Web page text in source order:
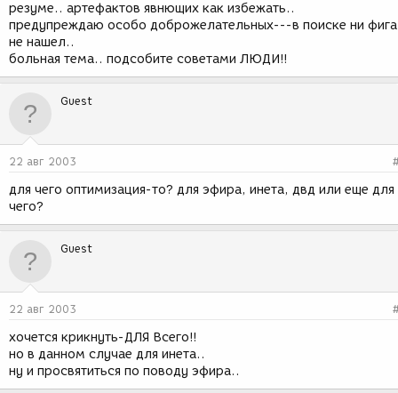
резуме.. артефактов явнющих как избежать..
предупреждаю особо доброжелательных---в поиске ни фига
не нашел..
больная тема.. подсобите советами ЛЮДИ!!
Guest
22 авг 2003
для чего оптимизация-то? для эфира, инета, двд или еще для
чего?
Guest
22 авг 2003
хочется крикнуть-ДЛЯ Всего!!
но в данном случае для инета..
ну и просвятиться по поводу эфира..